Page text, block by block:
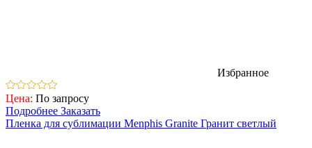
Избранное
Цена: По запросу
Подробнее Заказать
Пленка для сублимации Menphis Granite Гранит светлый